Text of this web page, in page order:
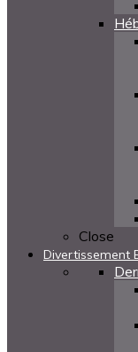
Close
Divertissement